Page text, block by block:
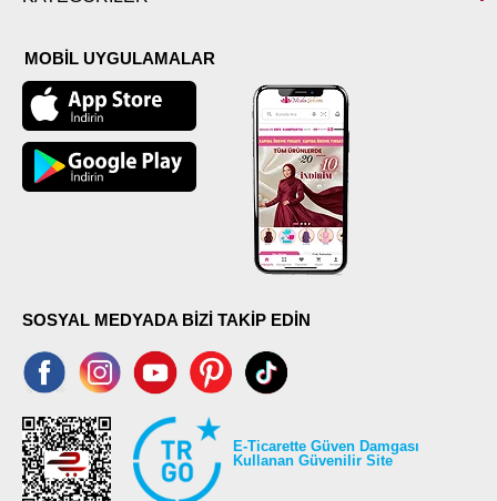
MOBİL UYGULAMALAR
SOSYAL MEDYADA BİZİ TAKİP EDİN
E-Ticarette Güven Damgası
Kullanan Güvenilir Site